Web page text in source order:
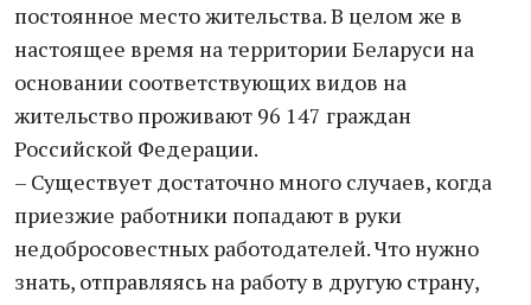
постоянное место жительства. В целом же в
настоящее время на территории Беларуси на
основании соответствующих видов на
жительство проживают 96 147 граждан
Российской Федерации.
– Существует достаточно много случаев, когда
приезжие работники попадают в руки
недобросовестных работодателей. Что нужно
знать, отправляясь на работу в другую страну,